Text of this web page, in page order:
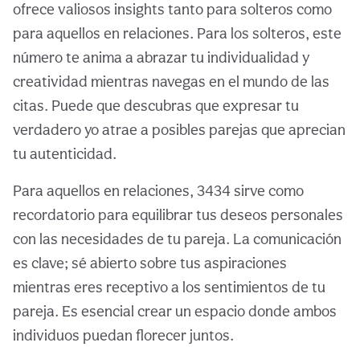
ofrece valiosos insights tanto para solteros como
para aquellos en relaciones. Para los solteros, este
número te anima a abrazar tu individualidad y
creatividad mientras navegas en el mundo de las
citas. Puede que descubras que expresar tu
verdadero yo atrae a posibles parejas que aprecian
tu autenticidad.
Para aquellos en relaciones, 3434 sirve como
recordatorio para equilibrar tus deseos personales
con las necesidades de tu pareja. La comunicación
es clave; sé abierto sobre tus aspiraciones
mientras eres receptivo a los sentimientos de tu
pareja. Es esencial crear un espacio donde ambos
individuos puedan florecer juntos.